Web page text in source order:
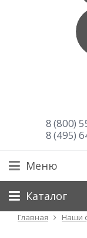
8 (800)
8 (495)
Меню
Каталог
Главная Наши